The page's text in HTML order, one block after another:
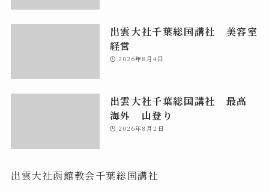
出雲大社千葉総国講社 美容室
経営
2026年8月4日
出雲大社千葉総国講社 最高
海外 山登り
2026年8月2日
出雲大社函館教会千葉総国講社